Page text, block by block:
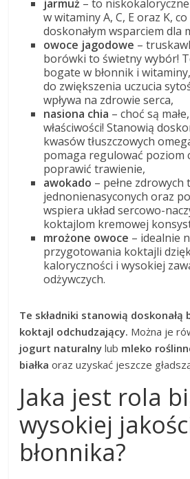
jarmuż – to
w witaminy A, C, E oraz K,
doskonałym wsparciem dla
owoce jagodowe –
borówki to świetny wybór!
bogate w błonnik i
do zwiększenia uczucia
wpływa na zdrowie serca,
nasiona chia – choć są
właściwości! Stanowią
kwasów tłuszczowych
pomaga regulować poziom
poprawić trawienie,
awokado – pełne zdrowych
jednonienasyconych oraz
wspiera układ sercowo-
koktajlom kremowej
mrożone owoce – idealnie
przygotowania koktajli
kaloryczności i wysokiej
odżywczych.
Te składniki stanowią doskonałą
koktajl odchudzający. Można je
jogurt naturalny lub mleko
białka oraz uzyskać jeszcze
Jaka jest rola
wysokiej
błonnika?